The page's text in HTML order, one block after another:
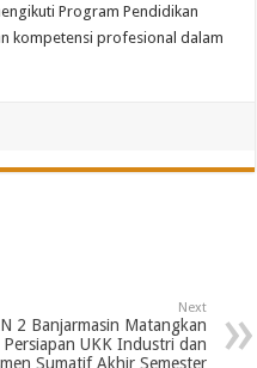
Program Pendidikan
kompetensi profesional dalam
Next
2 Banjarmasin Matangkan
Persiapan UKK Industri dan
Sumatif Akhir Semester